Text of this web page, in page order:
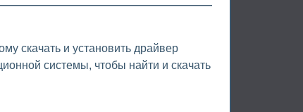
скачать и установить драйвер
системы, чтобы найти и скачать